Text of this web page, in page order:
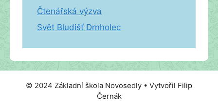
Čtenářská výzva
Svět Bludišť Drnholec
© 2024 Základní škola Novosedly • Vytvořil Filip
Černák